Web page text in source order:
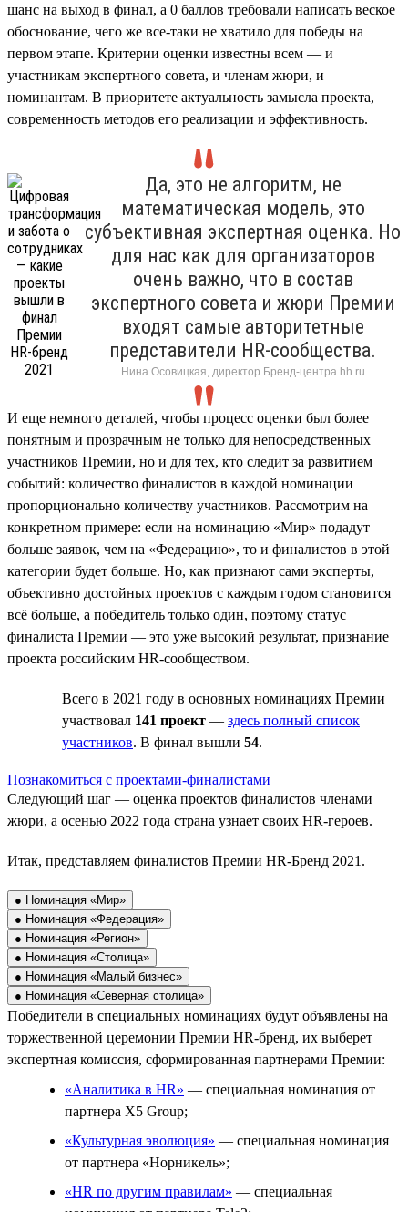
шанс на выход в финал, а 0 баллов требовали написать веское
обоснование, чего же все-таки не хватило для победы на
первом этапе. Критерии оценки известны всем — и
участникам экспертного совета, и членам жюри, и
номинантам. В приоритете актуальность замысла проекта,
современность методов его реализации и эффективность.
Да, это не алгоритм, не
математическая модель, это
субъективная экспертная оценка. Но
для нас как для организаторов
очень важно, что в состав
экспертного совета и жюри Премии
входят самые авторитетные
представители HR-сообщества.
Нина Осовицкая, директор Бренд-центра hh.ru
И еще немного деталей, чтобы процесс оценки был более
понятным и прозрачным не только для непосредственных
участников Премии, но и для тех, кто следит за развитием
событий: количество финалистов в каждой номинации
пропорционально количеству участников. Рассмотрим на
конкретном примере: если на номинацию «Мир» подадут
больше заявок, чем на «Федерацию», то и финалистов в этой
категории будет больше. Но, как признают сами эксперты,
объективно достойных проектов с каждым годом становится
всё больше, а победитель только один, поэтому статус
финалиста Премии — это уже высокий результат, признание
проекта российским HR-сообществом.
Всего в 2021 году в основных номинациях Премии
участвовал 141 проект — здесь полный список
участников. В финал вышли 54.
Познакомиться с проектами-финалистами
Следующий шаг — оценка проектов финалистов членами
жюри, а осенью 2022 года страна узнает своих HR-героев.
Итак, представляем финалистов Премии HR-Бренд 2021.
● Номинация «Мир»
● Номинация «Федерация»
● Номинация «Регион»
● Номинация «Столица»
● Номинация «Малый бизнес»
● Номинация «Северная столица»
Победители в специальных номинациях будут объявлены на
торжественной церемонии Премии HR-бренд, их выберет
экспертная комиссия, сформированная партнерами Премии:
«Аналитика в HR» — специальная номинация от
партнера X5 Group;
«Культурная эволюция» — специальная номинация
от партнера «Норникель»;
«HR по другим правилам» — специальная